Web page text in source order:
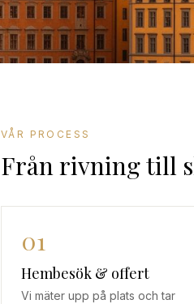
VÅR PROCESS
Från rivning till
01
Hembesök & offert
Vi mäter upp på plats och tar